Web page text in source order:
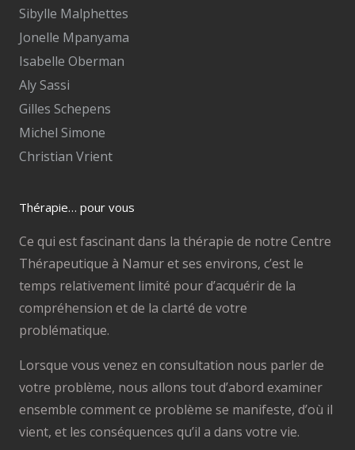
Sibylle Malphettes
Jonelle Mpanyama
Isabelle Oberman
Aly Sassi
Gilles Schepens
Michel Simone
Christian Vrient
Thérapie… pour vous
Ce qui est fascinant dans la thérapie de notre Centre
Thérapeutique à Namur et ses environs, c’est le
temps relativement limité pour d’acquérir de la
compréhension et de la clarté de votre
problématique.
Lorsque vous venez en consultation nous parler de
votre problème, nous allons tout d’abord examiner
ensemble comment ce problème se manifeste, d’où il
vient, et les conséquences qu’il a dans votre vie.